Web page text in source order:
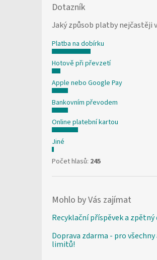
Dotazník
Jaký způsob platby nejčastěji
Platba na dobírku
Hotově při převzetí
Apple nebo Google Pay
Bankovním převodem
Online platební kartou
Jiné
Počet hlasů: 245
Mohlo by Vás zajímat
Recyklační příspěvek a zpětný
Doprava zdarma - pro všechny
limitů!